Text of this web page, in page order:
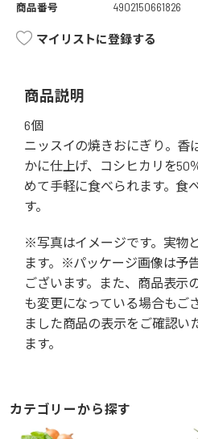
商品番号
4902150661826
マイリストに登録する
商品説明
6個
ニッスイの焼きおにぎり。香
かに仕上げ、コシヒカリを50
めて手軽に食べられます。食
す。
※写真はイメージです。実物
ます。※パッケージ画像は予
ございます。また、商品表示
も変更になっている場合もご
ました商品の表示をご確認い
ます。
カテゴリーから探す